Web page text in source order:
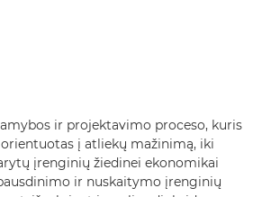
ir projektavimo proceso, kuris
į atliekų mažinimą, iki
įrenginių žiedinei ekonomikai
ir nuskaitymo įrenginių